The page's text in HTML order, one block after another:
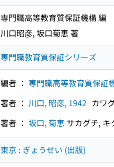
専門職高等教育質保証機構 編
川口昭彦, 坂口菊恵 著
専門職教育質保証シリーズ
編者 ： 専門職高等教育質保証
著者 ： 川口, 昭彦, 1942- カワ
著者 ： 坂口, 菊恵 サカグチ, キ
東京 : ぎょうせい (出版)